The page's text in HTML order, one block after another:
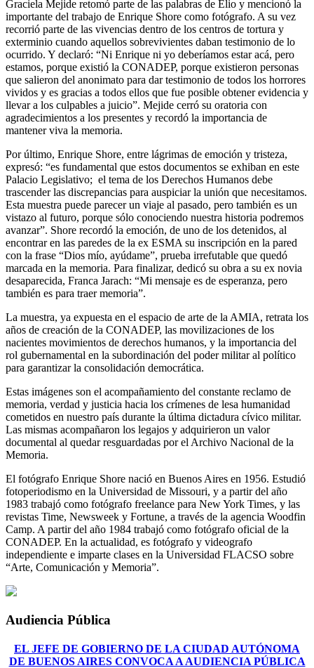
Graciela Mejide retomó parte de las palabras de Elio y mencionó la
importante del trabajo de Enrique Shore como fotógrafo. A su vez
recorrió parte de las vivencias dentro de los centros de tortura y
exterminio cuando aquellos sobrevivientes daban testimonio de lo
ocurrido. Y declaró: “Ni Enrique ni yo deberíamos estar acá, pero
estamos, porque existió la CONADEP, porque existieron personas
que salieron del anonimato para dar testimonio de todos los horrores
vividos y es gracias a todos ellos que fue posible obtener evidencia y
llevar a los culpables a juicio”. Mejide cerró su oratoria con
agradecimientos a los presentes y recordó la importancia de
mantener viva la memoria.
Por último, Enrique Shore, entre lágrimas de emoción y tristeza,
expresó: “es fundamental que estos documentos se exhiban en este
Palacio Legislativo; el tema de los Derechos Humanos debe
trascender las discrepancias para auspiciar la unión que necesitamos.
Esta muestra puede parecer un viaje al pasado, pero también es un
vistazo al futuro, porque sólo conociendo nuestra historia podremos
avanzar”. Shore recordó la emoción, de uno de los detenidos, al
encontrar en las paredes de la ex ESMA su inscripción en la pared
con la frase “Dios mío, ayúdame”, prueba irrefutable que quedó
marcada en la memoria. Para finalizar, dedicó su obra a su ex novia
desaparecida, Franca Jarach: “Mi mensaje es de esperanza, pero
también es para traer memoria”.
La muestra, ya expuesta en el espacio de arte de la AMIA, retrata los
años de creación de la CONADEP, las movilizaciones de los
nacientes movimientos de derechos humanos, y la importancia del
rol gubernamental en la subordinación del poder militar al político
para garantizar la consolidación democrática.
Estas imágenes son el acompañamiento del constante reclamo de
memoria, verdad y justicia hacia los crímenes de lesa humanidad
cometidos en nuestro país durante la última dictadura cívico militar.
Las mismas acompañaron los legajos y adquirieron un valor
documental al quedar resguardadas por el Archivo Nacional de la
Memoria.
El fotógrafo Enrique Shore nació en Buenos Aires en 1956. Estudió
fotoperiodismo en la Universidad de Missouri, y a partir del año
1983 trabajó como fotógrafo freelance para New York Times, y las
revistas Time, Newsweek y Fortune, a través de la agencia Woodfin
Camp. A partir del año 1984 trabajó como fotógrafo oficial de la
CONADEP. En la actualidad, es fotógrafo y videografo
independiente e imparte clases en la Universidad FLACSO sobre
“Arte, Comunicación y Memoria”.
Audiencia Pública
EL JEFE DE GOBIERNO DE LA CIUDAD AUTÓNOMA
DE BUENOS AIRES CONVOCA A AUDIENCIA PÚBLICA